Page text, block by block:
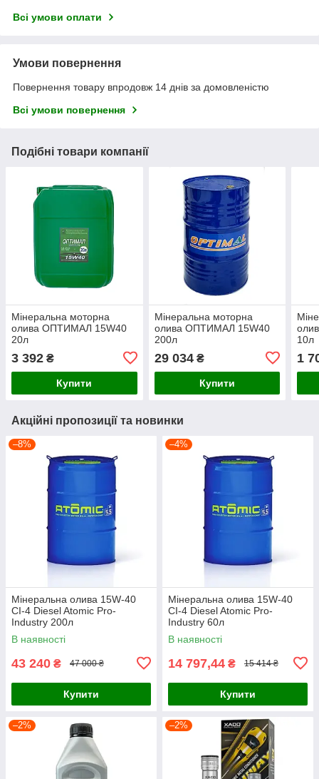
Всі умови оплати
Умови повернення
Повернення товару впродовж 14 днів за домовленістю
Всі умови повернення
Подібні товари компанії
Мінеральна моторна
олива ОПТИМАЛ 15W40
20л
3 392 ₴
Купити
Мінеральна моторна
олива ОПТИМАЛ 15W40
200л
29 034₴
Купити
10л
1
Акційні пропозиції та новинки
–8%
Мінеральна олива 15W-40
CI-4 Diesel Atomic Pro-
Industry 200л
В наявності
43 240 ₴ 47 000 ₴
Купити
–4%
Мінеральна олива 15W-40
CI-4 Diesel Atomic Pro-
Industry 60л
В наявності
14 797,44 ₴ 15 414 ₴
Купити
–2% –2%